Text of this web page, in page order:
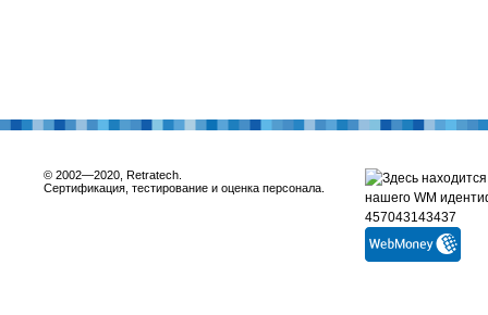
© 2002—2020, Retratech.
Сертификация, тестирование и оценка персонала.